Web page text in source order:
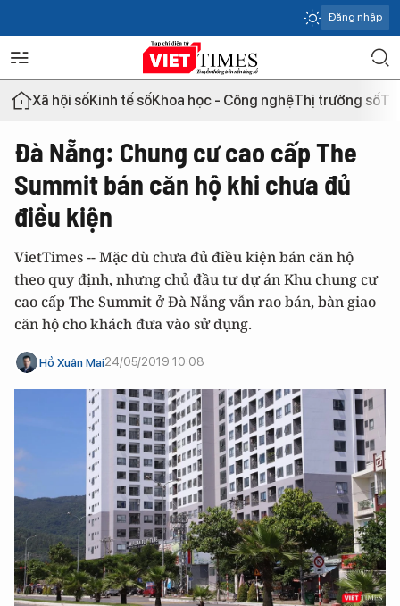
Đăng nhập
Xã hội sốKinh tế sốKhoa học - Công nghệThị trường số
Đà Nẵng: Chung cư cao cấp The
Summit bán căn hộ khi chưa đủ
điều kiện
VietTimes -- Mặc dù chưa đủ điều kiện bán căn hộ
theo quy định, nhưng chủ đầu tư dự án Khu chung cư
cao cấp The Summit ở Đà Nẵng vẫn rao bán, bàn giao
căn hộ cho khách đưa vào sử dụng.
Hồ Xuân Mai24/05/2019 10:08